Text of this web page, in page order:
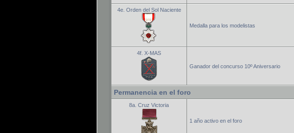
4e. Orden del Sol Naciente
Medalla para los modelistas
4f. X-MAS
Ganador del concurso 10º Aniversario
Permanencia en el foro
8a. Cruz Victoria
1 año activo en el foro